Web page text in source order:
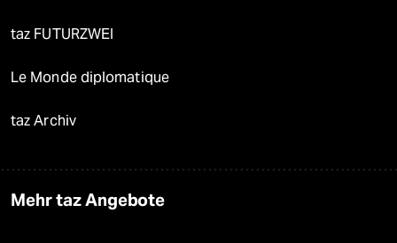
taz FUTURZWEI
Le Monde diplomatique
taz Archiv
Mehr taz Angebote